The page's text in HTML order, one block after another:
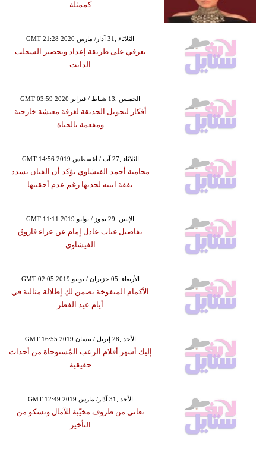
كممثلة
GMT 21:28 2020 الثلاثاء ,31 آذار/ مارس
تعرفي على طريقة إعداد وتحضير السحلب
الدايت
GMT 03:59 2020 الخميس ,13 شباط / فبراير
أفكار لتحويل الحديقة لغرفة معيشة خارجية
ومفعمة بالحياة
GMT 14:56 2019 الثلاثاء ,27 آب / أغسطس
محامية أحمد الفيشاوي تؤكد أن الفنان يسدد
نفقة ابنته لجدتها رغم عدم أحقيتها
GMT 11:11 2019 الإثنين ,29 تموز / يوليو
تفاصيل غياب عادل إمام عن عزاء فاروق
الفيشاوي
GMT 02:05 2019 الأربعاء ,05 حزيران / يونيو
الأكمام المنفوخة تضمن لكِ إطلالة مثالية في
أيام عيد الفطر
GMT 16:55 2019 الأحد ,28 إبريل / نيسان
إليك أشهر أفلام الرعب المُستوحاة من أحداث
حقيقية
GMT 12:49 2019 الأحد ,31 آذار/ مارس
تعاني من ظروف مخيّبة للآمال وتشكو من
التأخير